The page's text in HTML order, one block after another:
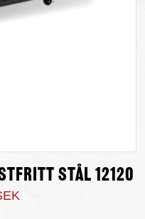
Stål 12120